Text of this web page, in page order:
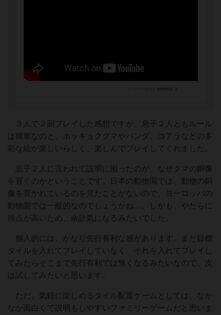
３人で２回プレイした感想ですが、息子２人ともルール
は簡単なのと、ホッキョクグマやパンダ、コアラなどの多
彩な絵が楽しいらしく、楽しんでプレイしてくれました。
息子２人に言われて説明に困ったのが、なぜクマの銅像
を置くのかということです。日本の動物園では、動物の銅
像を置かれているのを見たことがないので、ヨーロッパの
動物園では一般的なのでしょうかね…。しかも、やたらに
得点が高いため、余計気になるみたいでした。
個人的には、かなり先行有利な感があります。まだ目標
タイルを入れてプレイしていなく、それを入れてプレイし
てみたらそこまで先行有利では無くなるみたいなので、次
は試してみたいと思います。
ただ、気軽に楽しめるタイル配置ゲームとしては、なか
なか面白くて説明もしやすいファミリーゲームだと思いま